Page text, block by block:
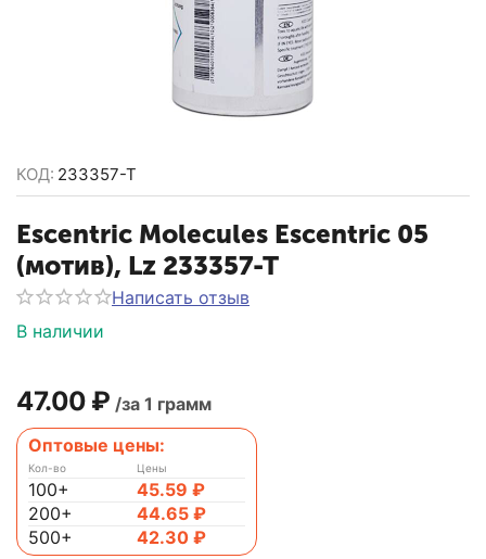
КОД: 233357-T
Escentric Molecules Escentric 05
(мотив), Lz 233357-T
Написать отзыв
В наличии
47.00 ₽ /за 1 грамм
Оптовые цены:
Кол-во
100+
200+
500+
Цены
45.59 ₽
44.65 ₽
42.30 ₽